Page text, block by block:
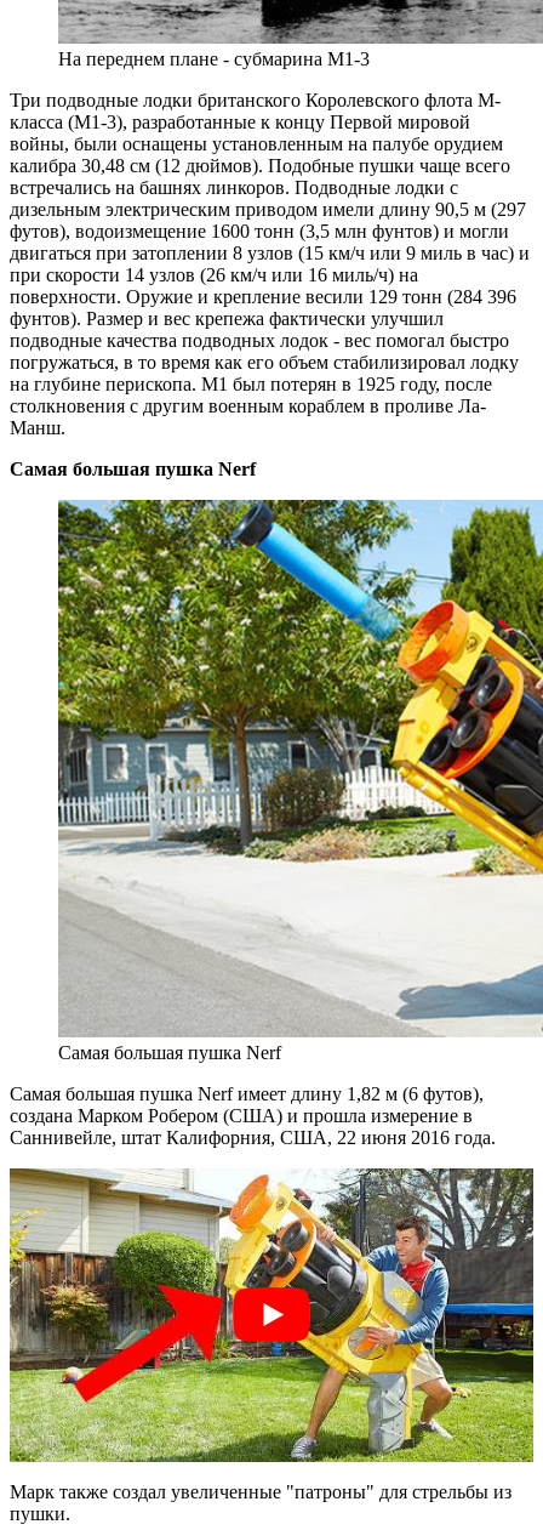
На переднем плане - субмарина M1-3
Три подводные лодки британского Королевского флота M-
класса (M1-3), разработанные к концу Первой мировой
войны, были оснащены установленным на палубе орудием
калибра 30,48 см (12 дюймов). Подобные пушки чаще всего
встречались на башнях линкоров. Подводные лодки с
дизельным электрическим приводом имели длину 90,5 м (297
футов), водоизмещение 1600 тонн (3,5 млн фунтов) и могли
двигаться при затоплении 8 узлов (15 км/ч или 9 миль в час) и
при скорости 14 узлов (26 км/ч или 16 миль/ч) на
поверхности. Оружие и крепление весили 129 тонн (284 396
фунтов). Размер и вес крепежа фактически улучшил
подводные качества подводных лодок - вес помогал быстро
погружаться, в то время как его объем стабилизировал лодку
на глубине перископа. M1 был потерян в 1925 году, после
столкновения с другим военным кораблем в проливе Ла-
Манш.
Самая большая пушка Nerf
Самая большая пушка Nerf
Самая большая пушка Nerf имеет длину 1,82 м (6 футов),
создана Марком Робером (США) и прошла измерение в
Саннивейле, штат Калифорния, США, 22 июня 2016 года.
Марк также создал увеличенные "патроны" для стрельбы из
пушки.